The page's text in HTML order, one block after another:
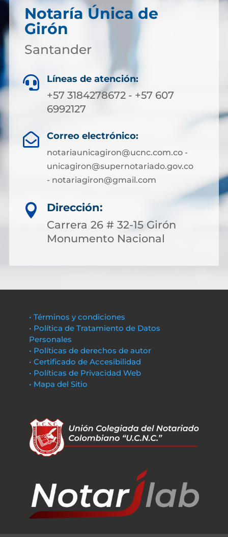
Notaría Única de
Girón
Santander
 Líneas de atención:
+57 3184278672 - +57 607
6992127
 Correo electrónico:
notariaunicagiron@ucnc.com.co -
unicagiron@supernotariado.gov.co
- notariagiron@gmail.com

Dirección:
Carrera 26 # 32-15 Girón
Monumento Nacional
• Términos y condiciones
• Política de Tratamiento de Datos
Personales
• Políticas de derechos de autor
• Certificado de Accesibilidad
• Políticas de Privacidad Web
• Mapa del Sitio